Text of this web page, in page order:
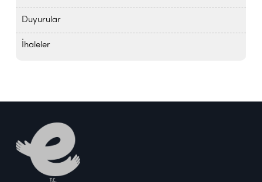
Duyurular
İhaleler